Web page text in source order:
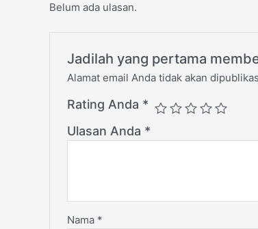
Belum ada ulasan.
Jadilah yang pertama
Alamat email Anda tidak akan
Rating Anda *
Ulasan Anda *
Nama *